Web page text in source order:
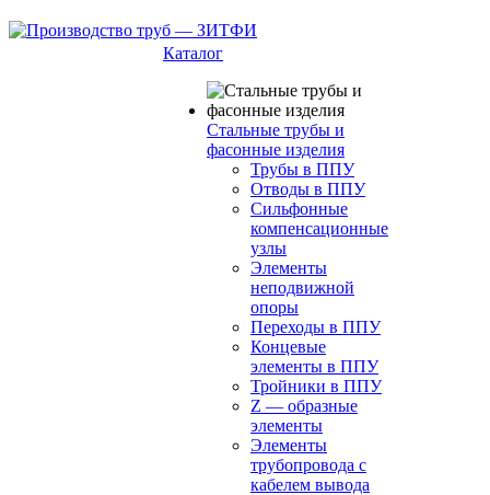
Каталог
Стальные трубы и
фасонные изделия
Трубы в ППУ
Отводы в ППУ
Сильфонные
компенсационные
узлы
Элементы
неподвижной
опоры
Переходы в ППУ
Концевые
элементы в ППУ
Тройники в ППУ
Z — образные
элементы
Элементы
трубопровода с
кабелем вывода